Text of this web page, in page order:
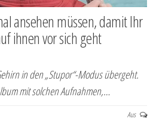
ansehen müssen, damit Ihr
ihnen vor sich geht
in den „Stupor“-Modus übergeht.
mit solchen Aufnahmen,…
Aus